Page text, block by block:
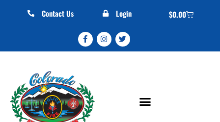
Contact Us Login $0.00